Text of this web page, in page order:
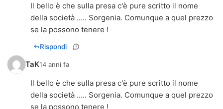
Il bello è che sulla presa c'è pure scritto il nome
della società ..... Sorgenia. Comunque a quel prezzo
se la possono tenere !
Rispondi
TaK14 anni fa
Il bello è che sulla presa c'è pure scritto il nome
della società ..... Sorgenia. Comunque a quel prezzo
se la possono tenere !